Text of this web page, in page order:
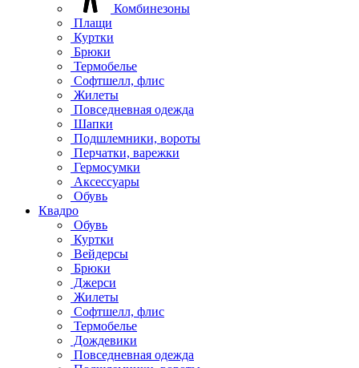
Комбинезоны
Плащи
Куртки
Брюки
Термобелье
Софтшелл, флис
Жилеты
Повседневная одежда
Шапки
Подшлемники, вороты
Перчатки, варежки
Гермосумки
Аксессуары
Обувь
Квадро
Обувь
Куртки
Вейдерсы
Брюки
Джерси
Жилеты
Софтшелл, флис
Термобелье
Дождевики
Повседневная одежда